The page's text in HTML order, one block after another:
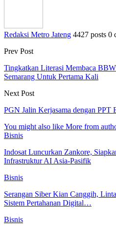
Redaksi Metro Jateng 4427 posts 0
Prev Post
Tingkatkan Literasi Membaca
Semarang Untuk Pertama Kali
Next Post
PGN Jalin Kerjasama dengan PPT
You might also like More from
Bisnis
Indosat Luncurkan Zankore,
Infrastruktur AI Asia-Pasifik
Bisnis
Serangan Siber Kian Canggih,
Sistem Pertahanan Digital…
Bisnis